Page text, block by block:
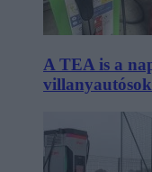
A TEA is a